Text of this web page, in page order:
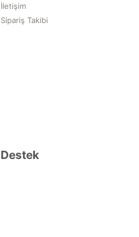
İletişim
Sipariş Takibi
Destek